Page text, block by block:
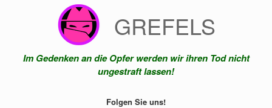
GREFELS
Im Gedenken an die Opfer werden wir ihren Tod nicht
ungestraft lassen!
Folgen Sie uns!